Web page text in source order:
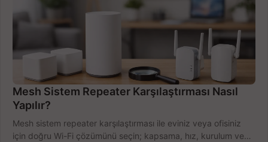
Mesh Sistem Repeater Karşılaştırması Nasıl
Yapılır?
Mesh sistem repeater karşılaştırması ile eviniz veya ofisiniz
için doğru Wi-Fi çözümünü seçin; kapsama, hız, kurulum ve